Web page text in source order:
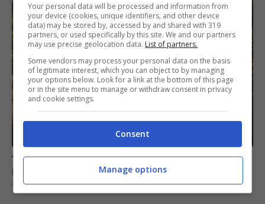
Your personal data will be processed and information from
your device (cookies, unique identifiers, and other device
data) may be stored by, accessed by and shared with 319
partners, or used specifically by this site. We and our partners
may use precise geolocation data. List of partners.
Some vendors may process your personal data on the basis
of legitimate interest, which you can object to by managing
your options below. Look for a link at the bottom of this page
or in the site menu to manage or withdraw consent in privacy
and cookie settings.
Consent
Manage options